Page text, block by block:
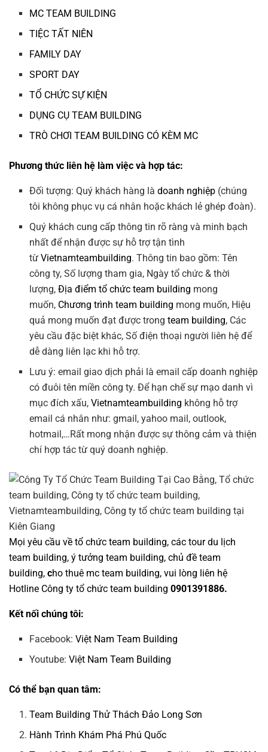
MC TEAM BUILDING
TIỆC TẤT NIÊN
FAMILY DAY
SPORT DAY
TỔ CHỨC SỰ KIỆN
DỤNG CỤ TEAM BUILDING
TRÒ CHƠI TEAM BUILDING CÓ KÈM MC
Phương thức liên hệ làm việc và hợp tác:
Đối tượng: Quý khách hàng làdoanh nghiệp (chúng
tôi không phục vụ cá nhân hoặc khách lẻ ghép đoàn).
Quý khách cung cấp thông tin rõ ràng và minh bạch
nhất để nhận được sự hỗ trợ tận tình
từVietnamteambuilding. Thông tin bao gồm: Tên
công ty, Số lượng tham gia, Ngày tổ chức & thời
lượng,Địa điểm tổ chức team building mong
muốn, Chương trình team building mong muốn, Hiệu
quả mong muốn đạt được trongteam building, Các
yêu cầu đặc biệt khác, Số điện thoại người liên hệ để
dễ dàng liên lạc khi hỗ trợ.
Lưu ý: email giao dịch phải là email cấp doanh nghiệp
có đuôi tên miền công ty. Để hạn chế sự mạo danh vì
mục đích xấu,Vietnamteambuilding không hỗ trợ
email cá nhân như: gmail, yahoo mail, outlook,
hotmail,…Rất mong nhận được sự thông cảm và thiện
chí hợp tác từ quý doanh nghiệp.
Mọi yêu cầu về tổ chức team building, các tourdu lịch
team building, ý tưởng team building, chủ đề team
building, cho thuê mc team building, vui lòng liên hệ
Hotline Công ty tổ chức team building 0901391886.
Kết nối chúng tôi:
Facebook:Việt Nam Team Building
Youtube:Việt Nam Team Building
Có thể bạn quan tâm:
Team Building Thử Thách Đảo Long Sơn
Hành Trình Khám Phá Phú Quốc